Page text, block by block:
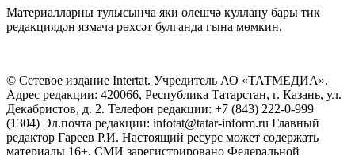
Материалларны тулысынча яки өлешчә куллану бары тик
редакциядән язмача рөхсәт булганда гына мөмкин.
© Сетевое издание Intertat. Учредитель АО «ТАТМЕДИА».
Адрес редакции: 420066, Республика Татарстан, г. Казань, ул.
Декабристов, д. 2. Телефон редакции: +7 (843) 222-0-999
(1304) Эл.почта редакции: infotat@tatar-inform.ru Главный
редактор Гареев Р.И. Настоящий ресурс может содержать
материалы 16+. СМИ зарегистрировано Федеральной